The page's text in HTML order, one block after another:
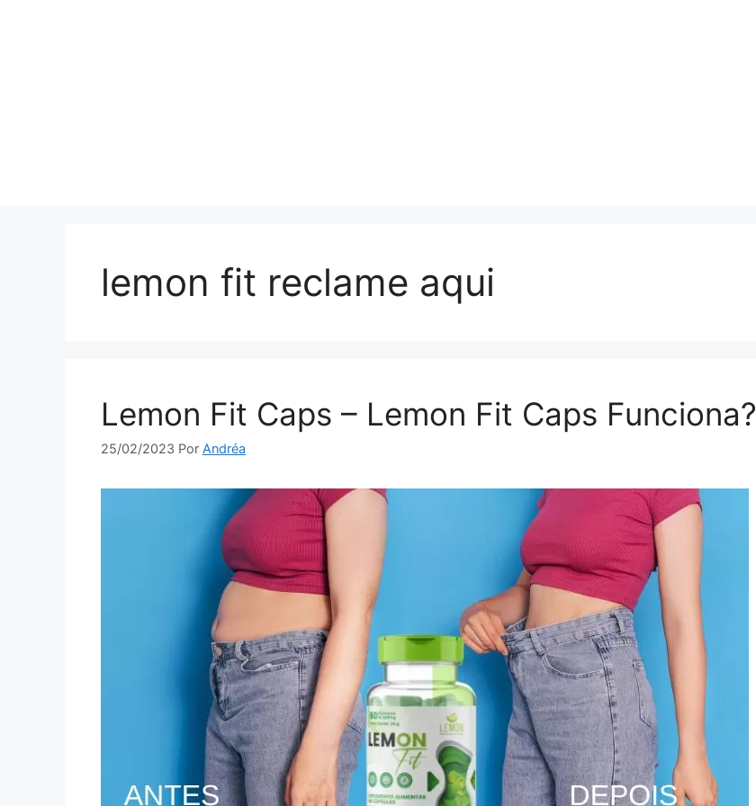
lemon fit reclame aqui
Lemon Fit Caps – Lemon Fit Caps Funciona?
25/02/2023 Por Andréa